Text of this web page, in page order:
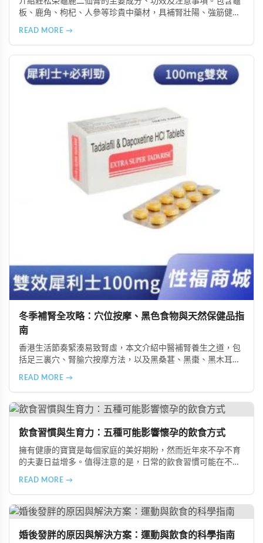
板、鹿角、枸杞、人參等珍貴中藥材，具補腎壯陽、強筋健
READ MORE →
冬季補腎全攻略：穴位按摩、黑色食物與天然保健品指
南
香港生活節奏緊湊易致腎虛，本文介紹中醫補腎養生之道，包
括足三裏穴、腎腧穴按摩方法，以及黑桑葚、黑棗、黑木耳等
READ MORE →
飲食習慣與生育力：五種可能影響懷孕的飲食方式
擁有健康的寶寶是每個家庭的美好期盼，然而近年來不孕不育
的夫妻日益增多。值得注意的是，日常的飲食習慣可能在不知
在風險、長期素食的營養失衡，以及高油脂高蛋白飲食的負
擔，幫助準備懷孕的夫妻提升受孕機率。
READ MORE →
婚後發胖的原因與解決方案：運動與飲食的科學指南